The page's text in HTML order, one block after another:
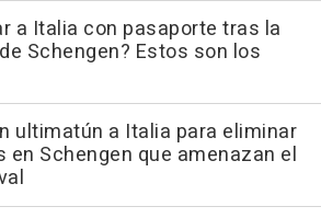
a Italia con pasaporte tras la
Schengen? Estos son los
ultimatún a Italia para eliminar
en Schengen que amenazan el